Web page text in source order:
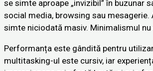
se simte aproape „invizibil” în buzunar
social media, browsing sau
simte niciodată masiv. Minimalismul
Performanța este gândită pentru
multitasking-ul este cursiv, iar